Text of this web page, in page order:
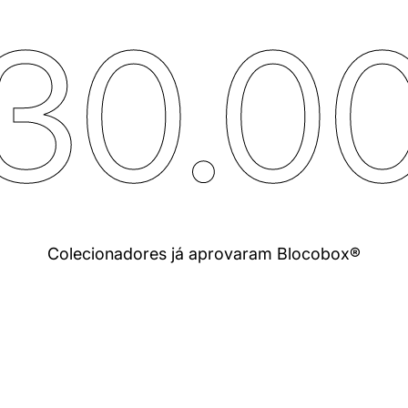
Colecionadores já aprovaram Blocobox®